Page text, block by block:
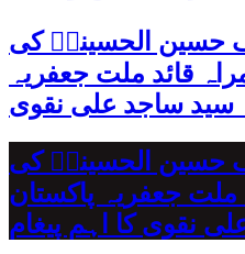
حسین الحسینیؒ کی
قائد ملت جعفریہ
سید ساجد علی نقوی
حسین الحسینیؒ کی
ملت جعفریہ پاکستان
نقوی کا اہم پیغام